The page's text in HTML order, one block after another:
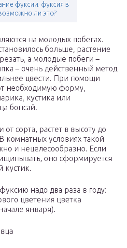
фуксии. фуксия в
ли это?
на молодых побегах.
больше, растение
а молодые побеги –
– очень действенный метод
цвести. При помощи
необходимую форму,
кустика или
бонсай.
сорта, растет в высоту до
комнатных условиях такой
и нецелесообразно. Если
оно сформируется
кустик.
надо два раза в году:
цветения цветка
января).